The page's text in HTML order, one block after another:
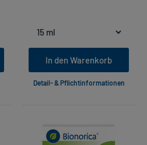
In den Warenkorb
Detail- & Pflichtinformationen